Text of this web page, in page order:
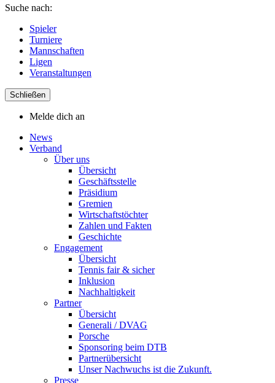
Suche nach:
Spieler
Turniere
Mannschaften
Ligen
Veranstaltungen
Schließen
Melde dich an
News
Verband
Über uns
Übersicht
Geschäftsstelle
Präsidium
Gremien
Wirtschaftstöchter
Zahlen und Fakten
Geschichte
Engagement
Übersicht
Tennis fair & sicher
Inklusion
Nachhaltigkeit
Partner
Übersicht
Generali / DVAG
Porsche
Sponsoring beim DTB
Partnerübersicht
Unser Nachwuchs ist die Zukunft.
Presse